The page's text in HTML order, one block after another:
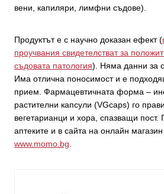
вени, капиляри, лимфни съдове).
Продуктът е с научно доказан ефект (
проучвания свидетелстват за
съдовата патология). Няма данни за
Има отлична поносимост и е
прием. Фармацевтичната форма –
растителни капсули (VGcaps) го
вегетарианци и хора, спазващи пост.
аптеките и в сайта на онлайн
www.momo.bg